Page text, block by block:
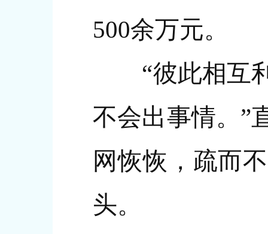
500余万元。
“彼此相互利
不会出事情。”
网恢恢，疏而
头。